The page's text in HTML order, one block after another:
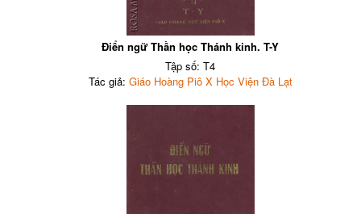
Điển ngữ Thần học Thánh kinh. T-Y
Tập số: T4
Tác giả: Giáo Hoàng Piô X Học Viện Đà Lạt